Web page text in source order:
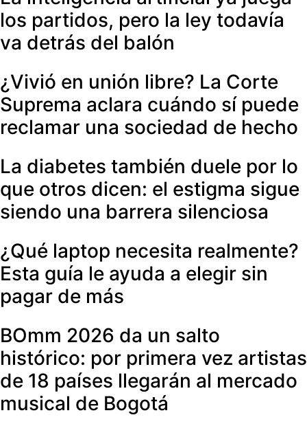
los partidos, pero la ley todavía
va detrás del balón
¿Vivió en unión libre? La Corte
Suprema aclara cuándo sí puede
reclamar una sociedad de hecho
La diabetes también duele por lo
que otros dicen: el estigma sigue
siendo una barrera silenciosa
¿Qué laptop necesita realmente?
Esta guía le ayuda a elegir sin
pagar de más
BOmm 2026 da un salto
histórico: por primera vez artistas
de 18 países llegarán al mercado
musical de Bogotá